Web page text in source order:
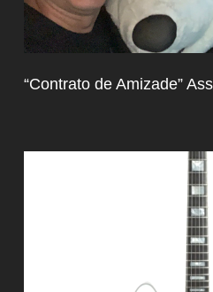
“Contrato de Amizade”